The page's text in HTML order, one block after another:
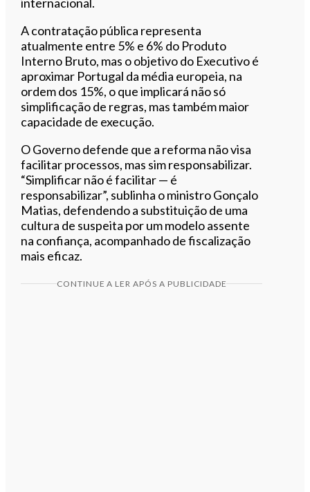
A contratação pública representa
atualmente entre 5% e 6% do Produto
Interno Bruto, mas o objetivo do Executivo é
aproximar Portugal da média europeia, na
ordem dos 15%, o que implicará não só
simplificação de regras, mas também maior
capacidade de execução.
O Governo defende que a reforma não visa
facilitar processos, mas sim responsabilizar.
“Simplificar não é facilitar — é
responsabilizar”, sublinha o ministro Gonçalo
Matias, defendendo a substituição de uma
cultura de suspeita por um modelo assente
na confiança, acompanhado de fiscalização
mais eficaz.
CONTINUE A LER APÓS A PUBLICIDADE